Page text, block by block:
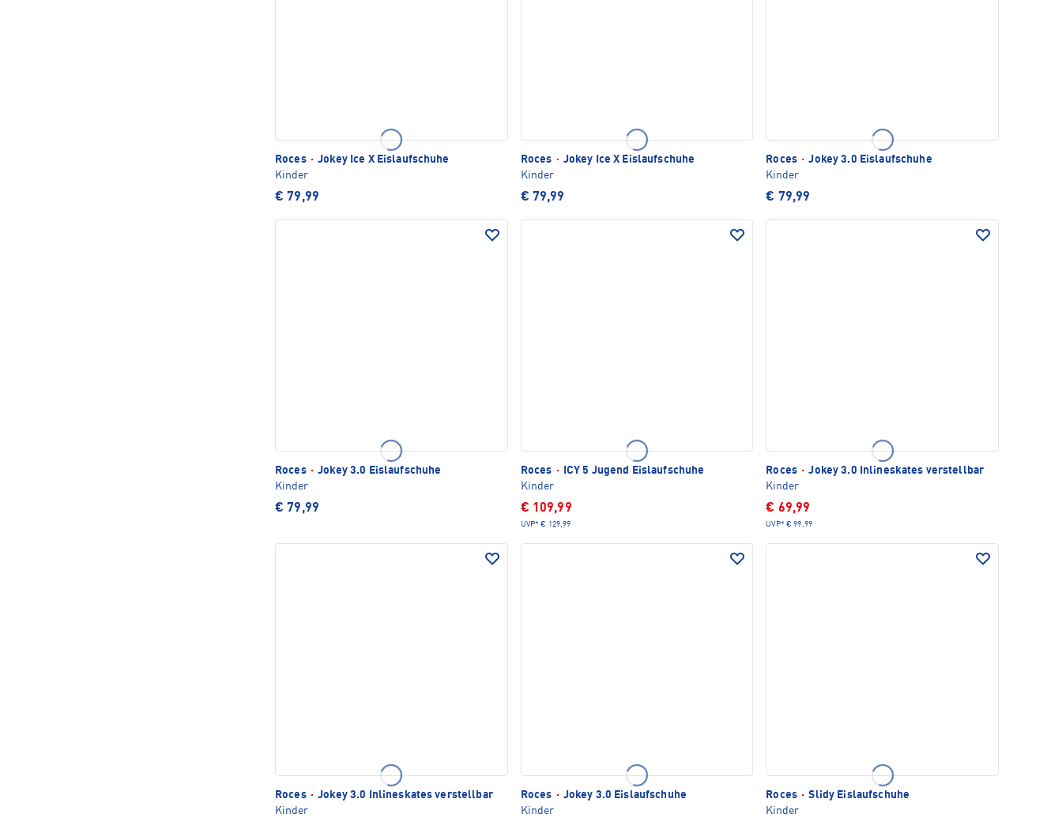
Roces · Jokey Ice X Eislaufschuhe
Kinder
€ 79,99
Roces · Jokey Ice X Eislaufschuhe
Kinder
€ 79,99
Roces · Jokey 3.0 Eislaufschuhe
Kinder
€ 79,99
Roces · Jokey 3.0 Eislaufschuhe
Kinder
€ 79,99
Roces ·
ICY 5 Jugend Eislaufschuhe
Kinder
€ 109,99
UVP* € 129,99
Roces · Jokey 3.0 Inlineskates verstellbar
Kinder
€ 69,99
UVP* € 99,99
Roces · Jokey 3.0 Inlineskates verstellbar
Kinder
Roces · Jokey 3.0 Eislaufschuhe
Kinder
Roces · Slidy Eislaufschuhe
Kinder